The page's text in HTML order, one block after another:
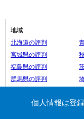
地域
北海道の評判
宮城県の評判
福島県の評判
群馬県の評判
富山県の評判個人情報は登